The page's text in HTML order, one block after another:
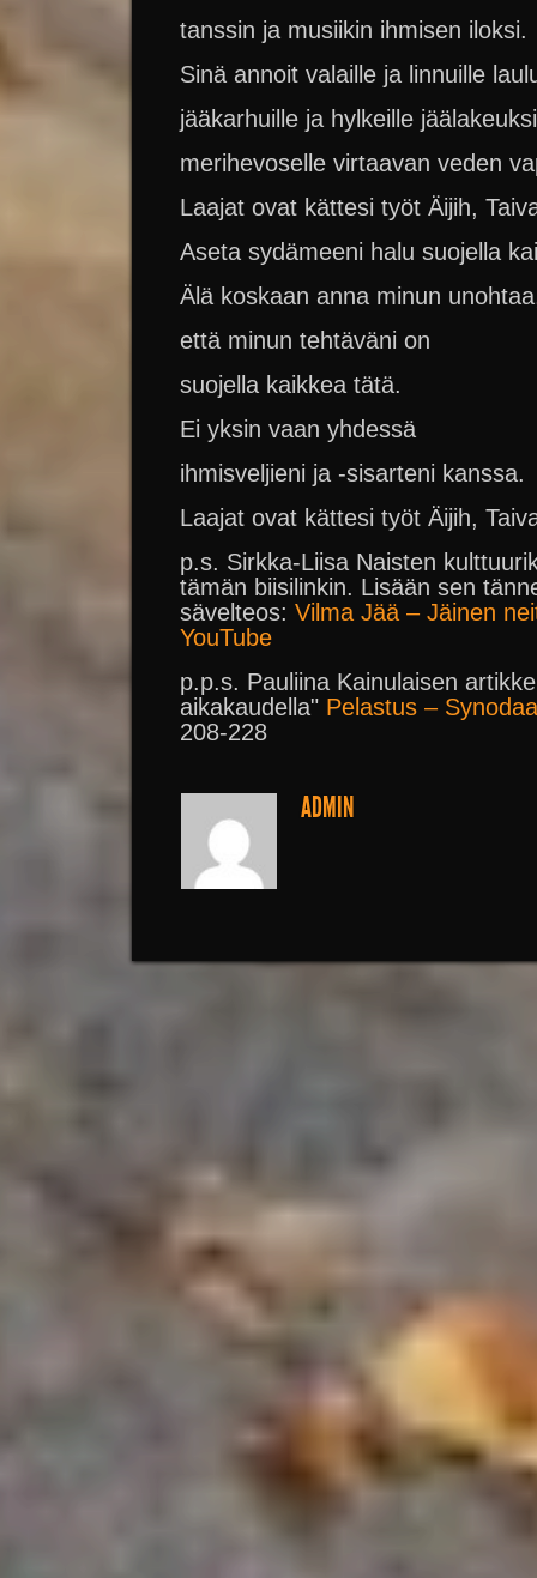
tanssin ja musiikin ihmisen iloksi.
Sinä annoit valaille ja linnuille
jääkarhuille ja hylkeille
merihevoselle virtaavan veden
Laajat ovat kättesi työt Äijih,
Aseta sydämeeni halu suojella
Älä koskaan anna minun
että minun tehtäväni on
suojella kaikkea tätä.
Ei yksin vaan yhdessä
ihmisveljieni ja -sisarteni kanssa.
Laajat ovat kättesi työt Äijih,
p.s. Sirkka-Liisa Naisten
tämän biisilinkin. Lisään sen
sävelteos: Vilma Jää – Jäinen
YouTube
p.p.s. Pauliina Kainulaisen
aikakaudella" Pelastus –
208-228
ADMIN